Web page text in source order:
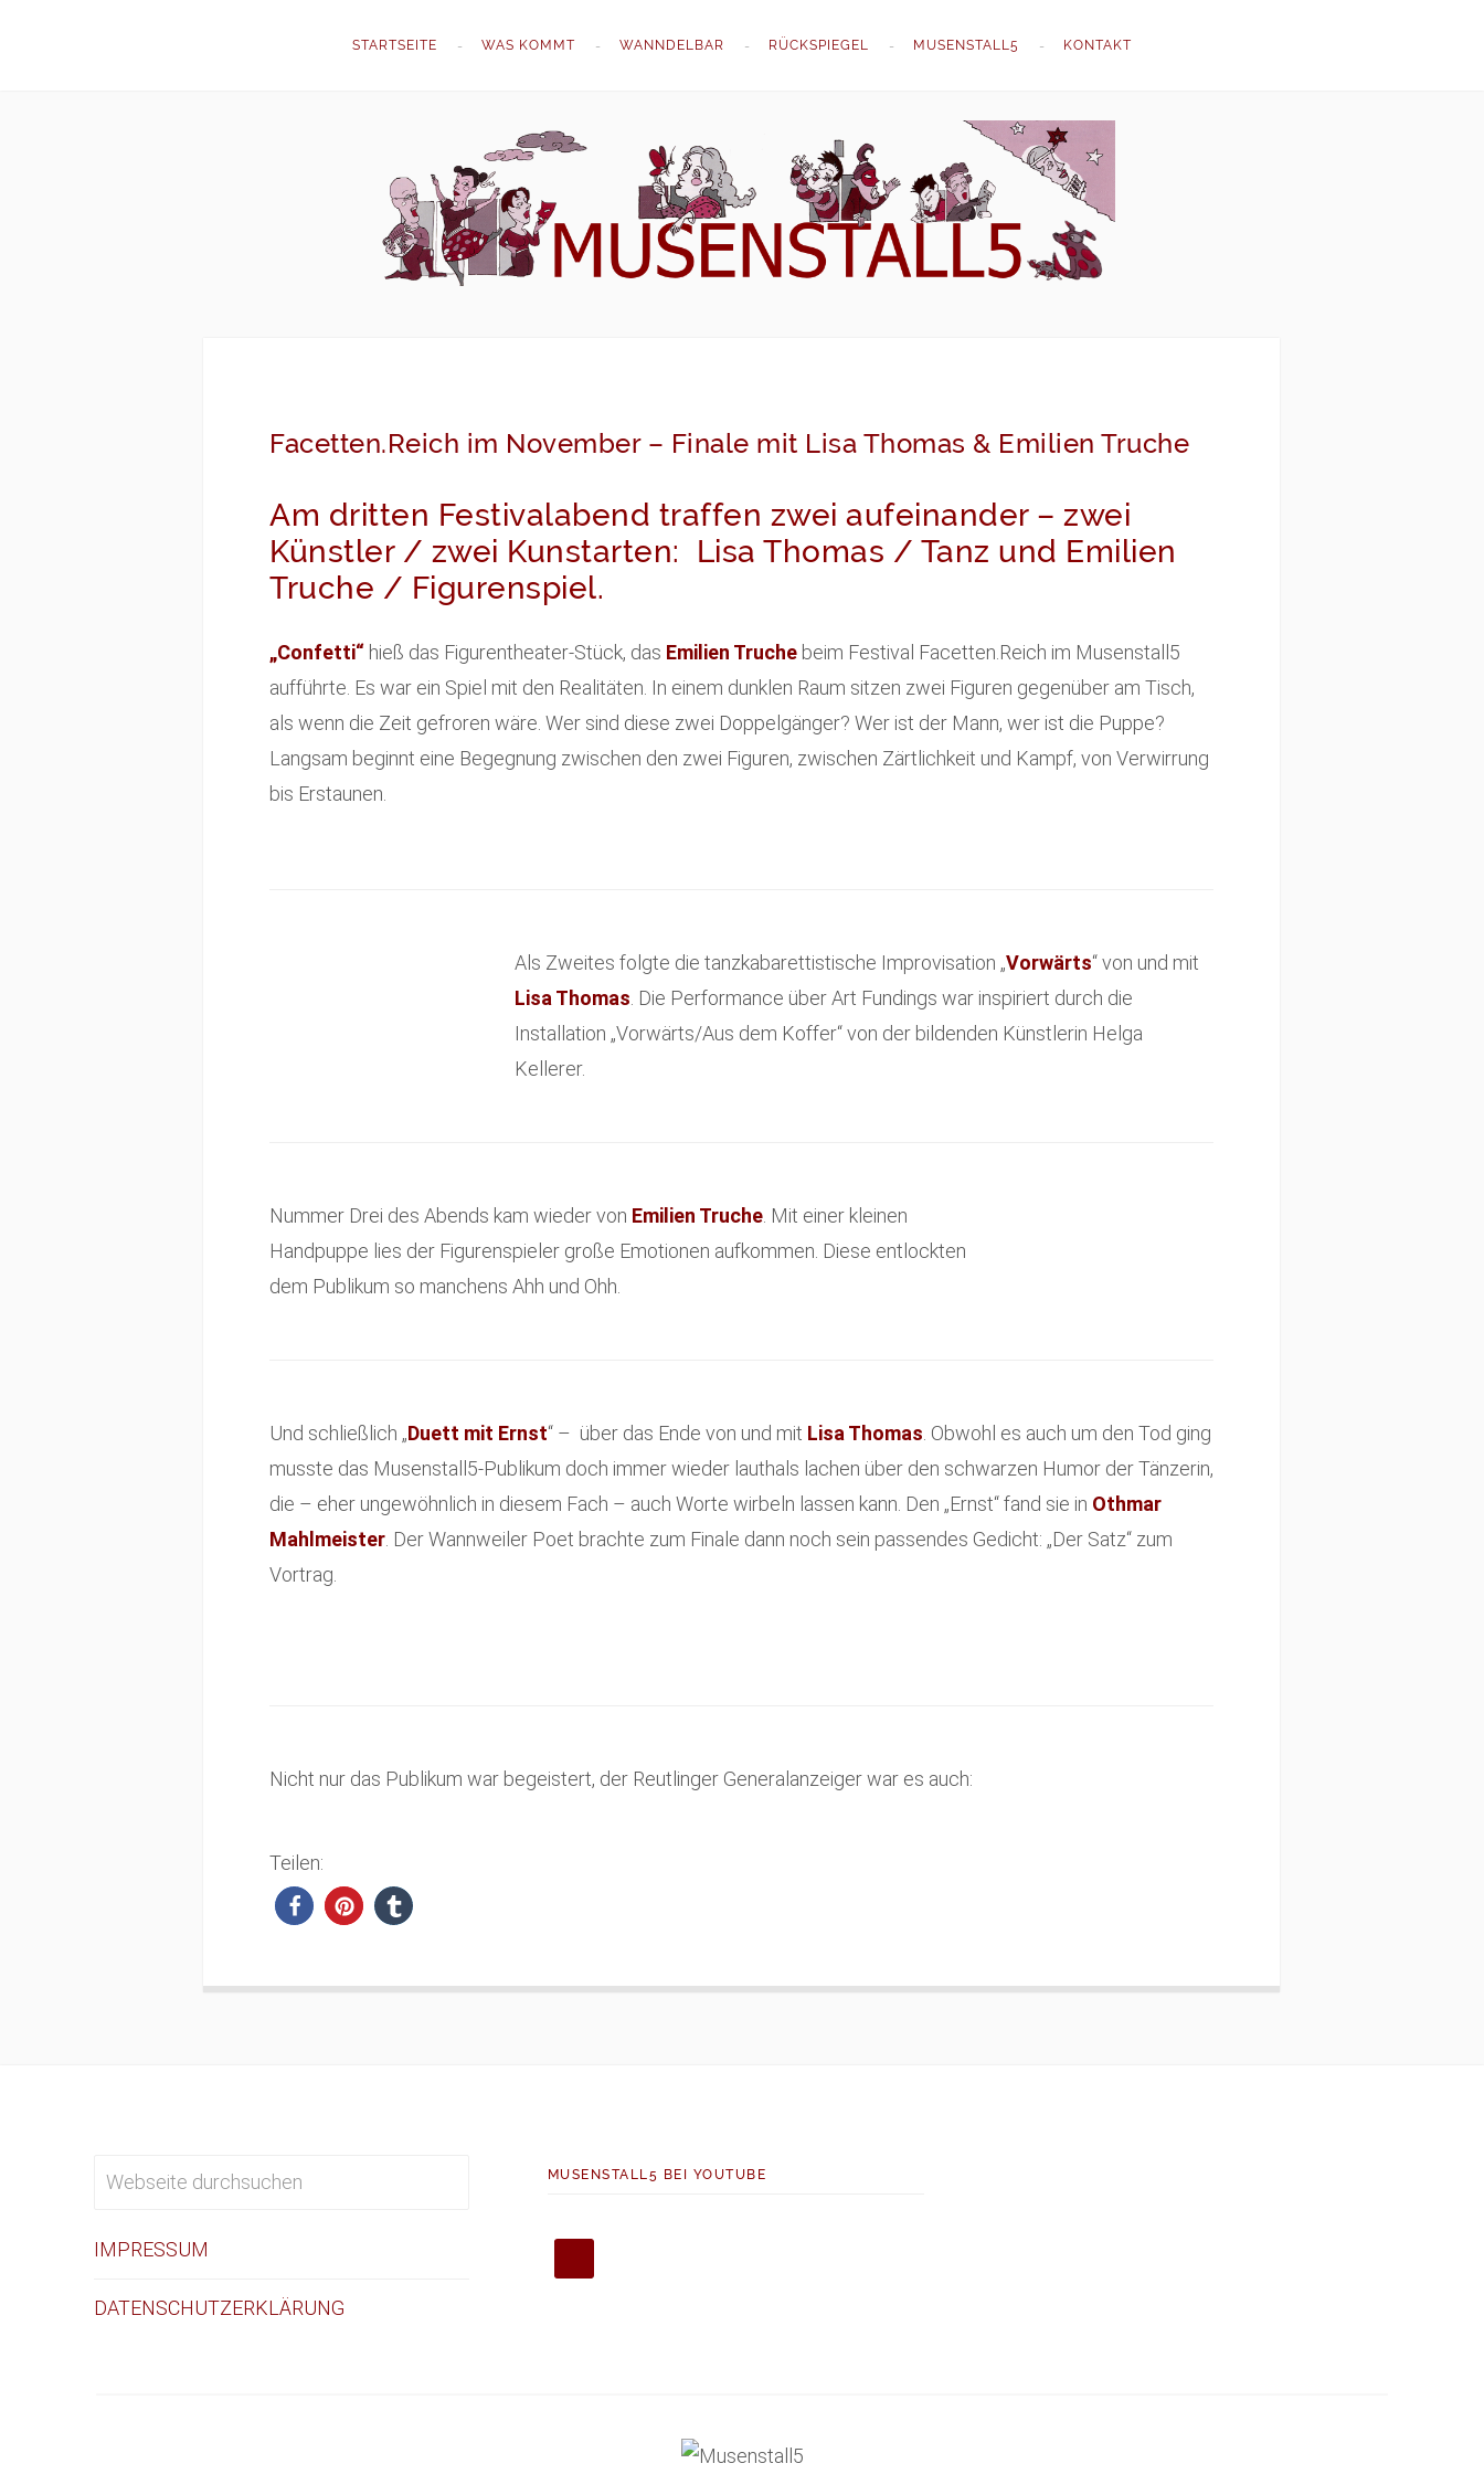
STARTSEITE WAS KOMMT WANNDELBAR RÜCKSPIEGEL MUSENSTALL5 KONTAKT
Facetten.Reich im November – Finale mit Lisa Thomas & Emilien Truche
Am dritten Festivalabend traffen zwei aufeinander – zwei
Künstler / zwei Kunstarten: Lisa Thomas / Tanz und Emilien
Truche / Figurenspiel.
„Confetti“ hieß das Figurentheater-Stück, das Emilien Truche beim Festival Facetten.Reich im Musenstall5
aufführte. Es war ein Spiel mit den Realitäten. In einem dunklen Raum sitzen zwei Figuren gegenüber am Tisch,
als wenn die Zeit gefroren wäre. Wer sind diese zwei Doppelgänger? Wer ist der Mann, wer ist die Puppe?
Langsam beginnt eine Begegnung zwischen den zwei Figuren, zwischen Zärtlichkeit und Kampf, von Verwirrung
bis Erstaunen.
Als Zweites folgte die tanzkabarettistische Improvisation „Vorwärts“ von und mit
Lisa Thomas . Die Performance über Art Fundings war inspiriert durch die
Installation „Vorwärts/Aus dem Koffer“ von der bildenden Künstlerin Helga
Kellerer.
Nummer Drei des Abends kam wieder von Emilien Truche . Mit einer kleinen
Handpuppe lies der Figurenspieler große Emotionen aufkommen. Diese entlockten
dem Publikum so manchens Ahh und Ohh.
Und schließlich „Duett mit Ernst“ – über das Ende von und mit Lisa Thomas . Obwohl es auch um den Tod ging
musste das Musenstall5-Publikum doch immer wieder lauthals lachen über den schwarzen Humor der Tänzerin,
die – eher ungewöhnlich in diesem Fach – auch Worte wirbeln lassen kann. Den „Ernst“ fand sie in Othmar
Mahlmeister . Der Wannweiler Poet brachte zum Finale dann noch sein passendes Gedicht: „Der Satz“ zum
Vortrag.
Nicht nur das Publikum war begeistert, der Reutlinger Generalanzeiger war es auch:
Teilen:
IMPRESSUM
DATENSCHUTZERKLÄRUNG
MUSENSTALL5 BEI YOUTUBE